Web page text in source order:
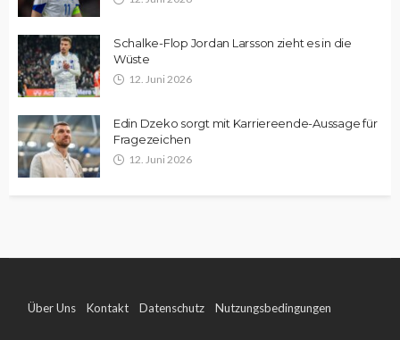
Schalke-Flop Jordan Larsson zieht es in die
Wüste
12. Juni 2026
Edin Dzeko sorgt mit Karriereende-Aussage für
Fragezeichen
12. Juni 2026
Über Uns Kontakt Datenschutz Nutzungsbedingungen